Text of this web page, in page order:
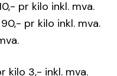
pr kilo inkl. mva.
pr kilo inkl. mva.
kilo 3,- inkl. mva.